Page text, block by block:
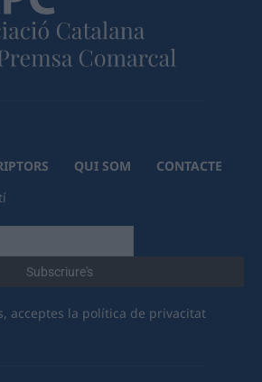
QUI SOM
CONTACTE
acceptes la política de privacitat